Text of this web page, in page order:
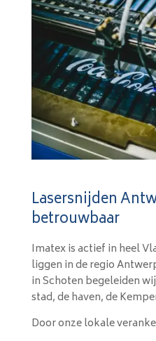
Lasersnijden
betrouwbaar
Imatex is actief in heel
liggen in de regio
in Schoten begeleiden
stad, de haven, de
Door onze lokale